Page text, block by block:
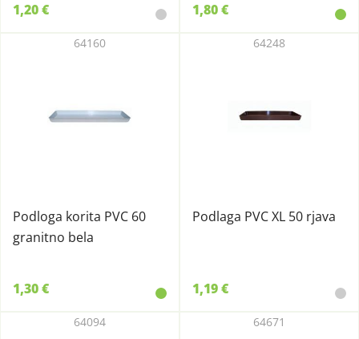
1,20 € 1,80 €
Podloga korita PVC 60
granitno bela
64160
1,30 €
Podlaga PVC XL 50 rjava
64248
1,19 €
64094 64671